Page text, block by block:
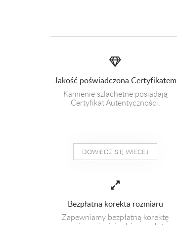
Jakość poświadczona Certyfikatem
Kamienie szlachetne posiadają
Certyfikat Autentyczności.
DOWIEDZ SIĘ WIECEJ
Bezpłatna korekta rozmiaru
Zapewniamy bezpłatną korektę